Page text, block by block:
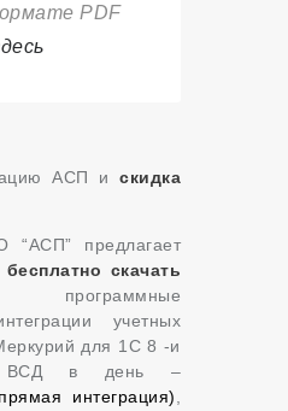
PDF
АСП и скидка
“АСП” предлагает
скачать
программные
учетных
для 1С 8 -и
в день –
интеграция)